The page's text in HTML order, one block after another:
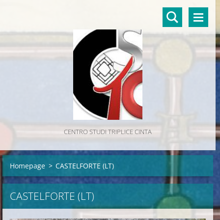
CENTRO STUDI TRIPLICE CINTA
Homepage > CASTELFORTE (LT)
CASTELFORTE (LT)